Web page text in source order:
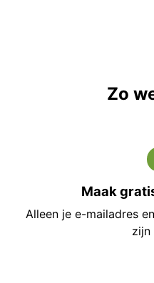
Zo
Maak
Alleen je e-mailadres
zijn